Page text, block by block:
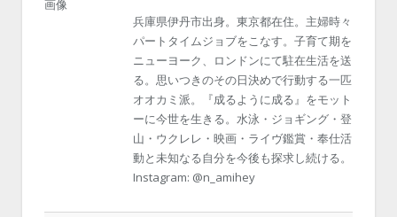
兵庫県伊丹市出身。東京都在住。主婦時々
パートタイムジョブをこなす。子育て期を
ニューヨーク、ロンドンにて駐在生活を送
る。思いつきのその日決めで行動する一匹
オオカミ派。『成るように成る』をモット
ーに今世を生きる。水泳・ジョギング・登
山・ウクレレ・映画・ライヴ鑑賞・奉仕活
動と未知なる自分を今後も探求し続ける。
Instagram: @n_amihey